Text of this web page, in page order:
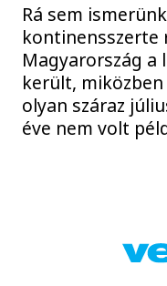
Rá sem
kontinensszerte
Magyarország
került,
olyan száraz
éve nem volt